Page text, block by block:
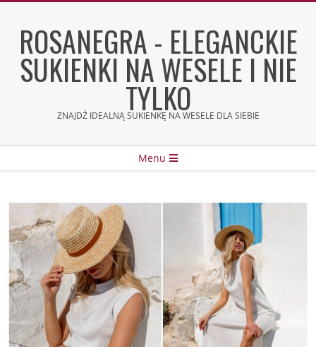
contentROSANEGRA - ELEGANCKIE
SUKIENKI NA WESELE I NIE
TYLKO
ZNAJDŹ IDEALNĄ SUKIENKĘ NA WESELE DLA SIEBIE
Menu